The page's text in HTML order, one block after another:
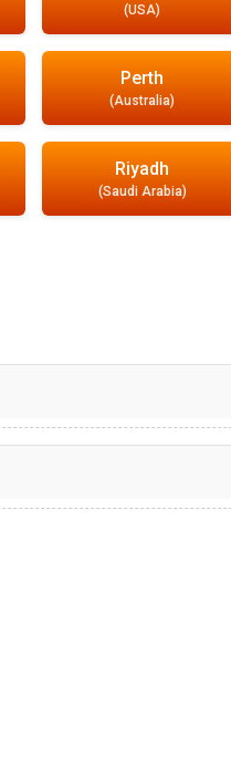
(USA)
Perth
(Australia)
Riyadh
(Saudi Arabia)